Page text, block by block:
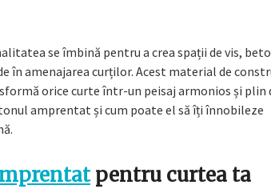
se îmbină pentru a crea spații de vis,
în amenajarea curților. Acest material de
orice curte într-un peisaj armonios și plin
amprentat și cum poate el să îți înnobileze
pentru curtea ta